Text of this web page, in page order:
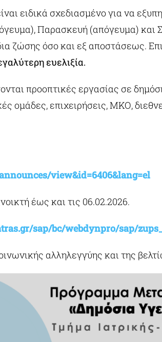
ειδικά σχεδιασμένο για να
Παρασκευή (απόγευμα) και
ζώσης όσο και εξ αποστάσεως.
ευελιξία.
προοπτικές εργασίας σε
ομάδες, επιχειρήσεις, ΜΚΟ,
view&id=6406&lang=el
έως και τις 06.02.2026.
sap/bc/webdynpro/sap/
αλληλεγγύης και της